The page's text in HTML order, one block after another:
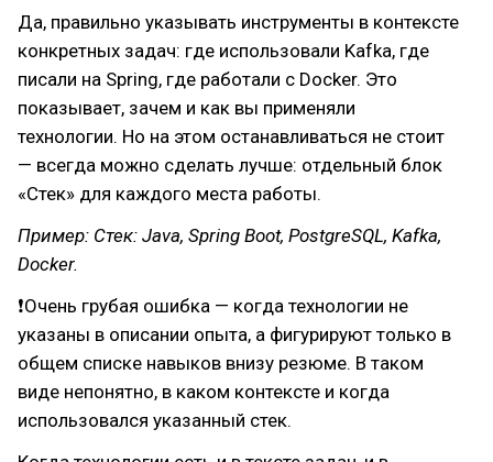
Да, правильно указывать инструменты в контексте
конкретных задач: где использовали Kafka, где
писали на Spring, где работали с Docker. Это
показывает, зачем и как вы применяли
технологии. Но на этом останавливаться не стоит
— всегда можно сделать лучше: отдельный блок
«Стек» для каждого места работы.
Пример: Стек: Java, Spring Boot, PostgreSQL, Kafka,
Docker.
❗Очень грубая ошибка — когда технологии не
указаны в описании опыта, а фигурируют только в
общем списке навыков внизу резюме. В таком
виде непонятно, в каком контексте и когда
использовался указанный стек.